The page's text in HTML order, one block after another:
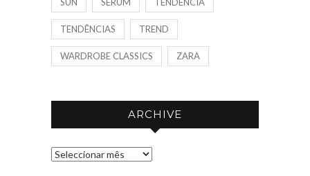
TENDÊNCIAS TREND
WARDROBE CLASSICS ZARA
ARCHIVE
A